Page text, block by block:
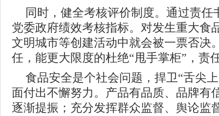
同时，健全考核评价制度。通过责任
党委政府绩效考核指标。对发生重大食
文明城市等创建活动中就会被一票否决
任，能更大限度的杜绝“甩手掌柜”，责
食品安全是个社会问题，捍卫“舌尖
面付出不懈努力。产品有品质、品牌有
逐渐提振；充分发挥群众监督、舆论监